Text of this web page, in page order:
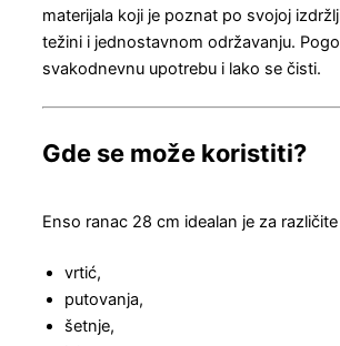
materijala koji je poznat po svojoj
težini i jednostavnom održavanju.
svakodnevnu upotrebu i lako se čisti.
Gde se može koristiti?
Enso ranac 28 cm idealan je za
vrtić,
putovanja,
šetnje,